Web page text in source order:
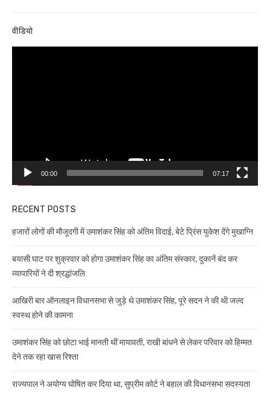
वीडियो
00:00 07:17
RECENT POSTS
हजारों लोगों की मौजूदगी में उमाशंकर सिंह को अंतिम विदाई, बेटे प्रिंस युकेश देंगे मुखाग्नि
बयासी घाट पर शुक्रवार को होगा उमाशंकर सिंह का अंतिम संस्कार, दुकानें बंद कर
व्यापारियों ने दी श्रद्धांजलि
आखिरी बार ऑनलाइन विधानसभा से जुड़े थे उमाशंकर सिंह, पूरे सदन ने की थी जल्द
स्वस्थ होने की कामना
उमाशंकर सिंह को छोटा भाई मानती थीं मायावती, राखी बांधने से लेकर परिवार को हिम्मत
देने तक रहा खास रिश्ता
राज्यपाल ने अयोग्य घोषित कर दिया था, सुप्रीम कोर्ट ने बहाल की विधानसभा सदस्यता